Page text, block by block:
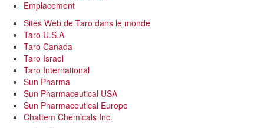
Emplacement
Sites Web de Taro dans le monde
Taro U.S.A
Taro Canada
Taro Israel
Taro International
Sun Pharma
Sun Pharmaceutical USA
Sun Pharmaceutical Europe
Chattem Chemicals Inc.